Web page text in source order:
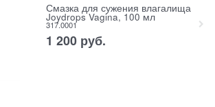
Смазка для сужения влагалища
Joydrops Vagina, 100 мл
317.0001
1 200 руб.